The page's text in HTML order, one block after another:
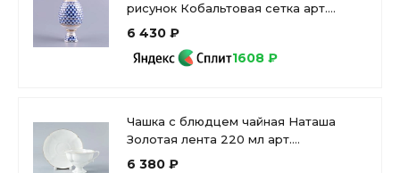
рисунок Кобальтовая сетка арт.
80.07117.00.1
6 430 ₽
1608 ₽
Чашка с блюдцем чайная Наташа
Золотая лента 220 мл арт.
81.10503.00.1
6 380 ₽